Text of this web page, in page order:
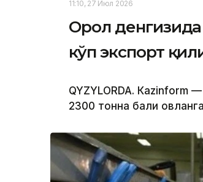
11:10, 27 Июл 2026
Орол
кўп экспорт
QYZYLORDA. Кazinform
2300 тонна балиқ